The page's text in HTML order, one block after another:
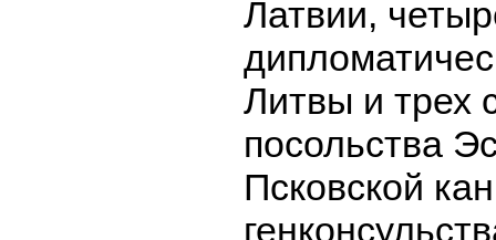
Латвии,
Литвы и трех
посольства
Псковской